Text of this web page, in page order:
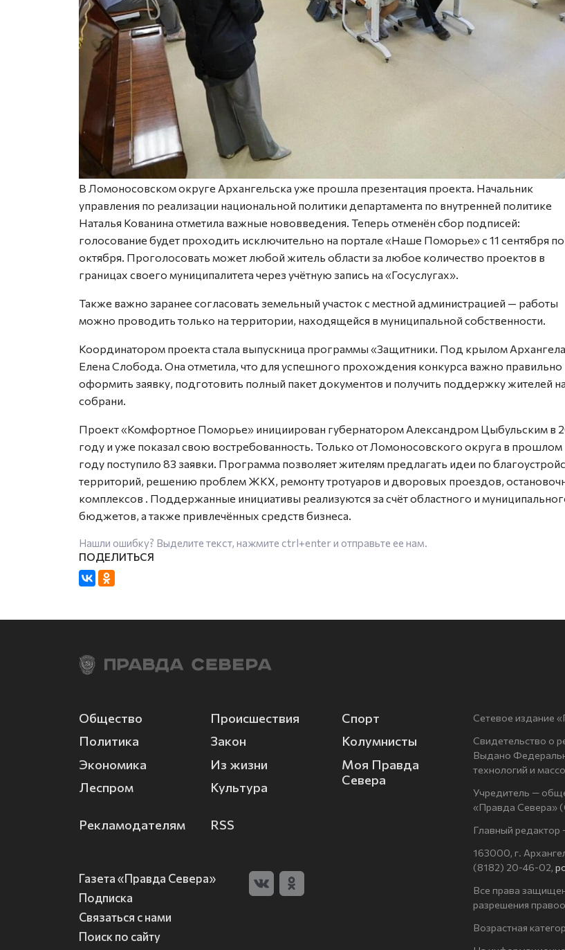
В Ломоносовском округе Архангельска уже прошла презентация проекта. Начальник
управления по реализации национальной политики департамента по внутренней политике
Наталья Кованина отметила важные нововведения. Теперь отменён сбор подписей:
голосование будет проходить исключительно на портале «Наше Поморье» с 11 сентября по
октября. Проголосовать может любой житель области за любое количество проектов в
границах своего муниципалитета через учётную запись на «Госуслугах».
Также важно заранее согласовать земельный участок с местной администрацией — работы
можно проводить только на территории, находящейся в муниципальной собственности.
Координатором проекта стала выпускница программы «Защитники. Под крылом
Елена Слобода. Она отметила, что для успешного прохождения конкурса важно правильно
оформить заявку, подготовить полный пакет документов и получить поддержку жителей на
собрани.
Проект «Комфортное Поморье» инициирован губернатором Александром Цыбульским в
году и уже показал свою востребованность. Только от Ломоносовского округа в прошлом
году поступило 83 заявки. Программа позволяет жителям предлагать идеи по
территорий, решению проблем ЖКХ, ремонту тротуаров и дворовых проездов,
комплексов
. Поддержанные инициативы реализуются за счёт областного и
бюджетов, а также привлечённых средств бизнеса.
Нашли ошибку? Выделите текст, нажмите ctrl+enterи отправьте ее нам.
Общество
Политика
Экономика
Леспром
Происшествия
Закон
Из жизни
Культура
Спорт
Колумнисты
Моя Правда
Севера
Рекламодателям RSS
Газета «Правда Севера»
Подписка
Связаться с нами
Поиск по сайту
Сетевое издание
Свидетельство о
Выдано
технологий и
Учредитель —
«Правда
Главный
163000, г.
(8182) 20-46-02,
Все права
разрешения
Возрастная